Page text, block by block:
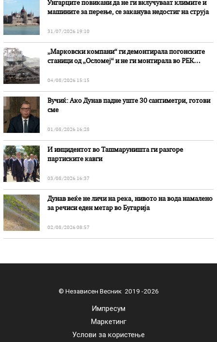
Унгарците повикани да не ги вклучуваат климите и
машините за перење, се заканува недостиг на струја
31/07/2026 19:10
„Марковски компани“ ги демонтирала погонските
станици од „Осломеј“ и не ги монтирала во РЕК
04/08/2026 15:15
Вучиќ: Ако Дунав падне уште 30 сантиметри, готови
сме
01/08/2026 16:28
И инцидентот во Ташмаруништa ги разгоре
партиските кавги
03/08/2026 16:37
Дунав веќе не личи на река, нивото на вода намалено
за речиси еден метар во Бугарија
02/08/2026 08:57
© Независен Весник 2019 -2026
Импресум
Маркетинг
Услови за користење